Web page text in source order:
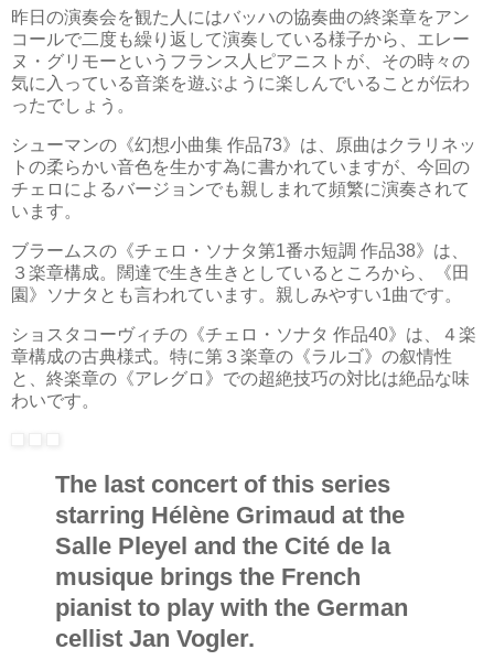
昨日の演奏会を観た人にはバッハの協奏曲の終楽章をアン
コールで二度も繰り返して演奏している様子から、エレー
ヌ・グリモーというフランス人ピアニストが、その時々の
気に入っている音楽を遊ぶように楽しんでいることが伝わ
ったでしょう。
シューマンの《幻想小曲集 作品73》は、原曲はクラリネッ
トの柔らかい音色を生かす為に書かれていますが、今回の
チェロによるバージョンでも親しまれて頻繁に演奏されて
います。
ブラームスの《チェロ・ソナタ第1番ホ短調 作品38》は、
３楽章構成。闊達で生き生きとしているところから、《田
園》ソナタとも言われています。親しみやすい1曲です。
ショスタコーヴィチの《チェロ・ソナタ 作品40》は、４楽
章構成の古典様式。特に第３楽章の《ラルゴ》の叙情性
と、終楽章の《アレグロ》での超絶技巧の対比は絶品な味
わいです。
The last concert of this series
starring Hélène Grimaud at the
Salle Pleyel and the Cité de la
musique brings the French
pianist to play with the German
cellist Jan Vogler.